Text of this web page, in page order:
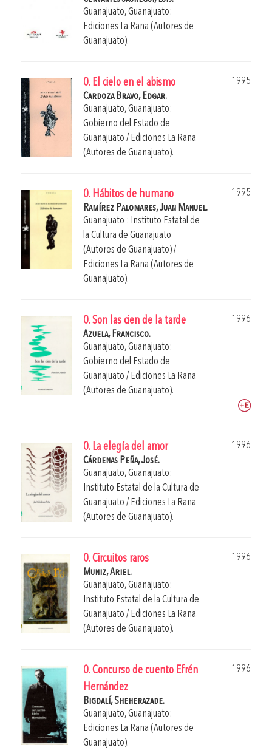
Guanajuato, Guanajuato:
Ediciones La Rana (Autores de
Guanajuato).
0. El cielo en el abismo
1995
Cardoza Bravo, Edgar.
Guanajuato, Guanajuato:
Gobierno del Estado de
Guanajuato / Ediciones La Rana
(Autores de Guanajuato).
0. Hábitos de humano
1995
Ramírez Palomares, Juan Manuel.
Guanajuato : Instituto Estatal de
la Cultura de Guanajuato
(Autores de Guanajuato) /
Ediciones La Rana (Autores de
Guanajuato).
0. Son las cien de la tarde
1996
Azuela, Francisco.
Guanajuato, Guanajuato:
Gobierno del Estado de
Guanajuato / Ediciones La Rana
(Autores de Guanajuato).
0. La elegía del amor
1996
Cárdenas Peña, José.
Guanajuato, Guanajuato:
Instituto Estatal de la Cultura de
Guanajuato / Ediciones La Rana
(Autores de Guanajuato).
0. Circuitos raros
1996
Muniz, Ariel.
Guanajuato, Guanajuato:
Instituto Estatal de la Cultura de
Guanajuato / Ediciones La Rana
(Autores de Guanajuato).
0. Concurso de cuento Efrén
Hernández
1996
Bigdalí, Sheherazade.
Guanajuato, Guanajuato:
Ediciones La Rana (Autores de
Guanajuato).